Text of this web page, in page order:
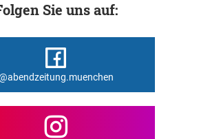
Sie uns auf: